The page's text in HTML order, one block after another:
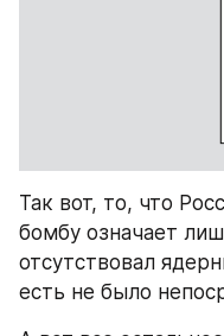
Так вот, то, что
бомбу означает
отсутствовал
есть не было